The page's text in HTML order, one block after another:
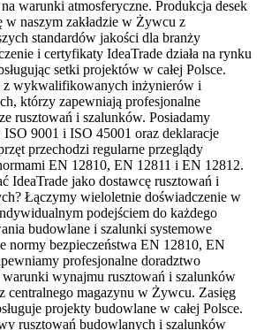
warunki atmosferyczne. Produkcja desek
naszym zakładzie w Żywcu z
standardów jakości dla branży
i certyfikaty IdeaTrade działa na rynku
setki projektów w całej Polsce.
z wykwalifikowanych inżynierów i
którzy zapewniają profesjonalne
rusztowań i szalunków. Posiadamy
9001 i ISO 45001 oraz deklaracje
przechodzi regularne przeglądy
EN 12810, EN 12811 i EN 12812.
IdeaTrade jako dostawcę rusztowań i
Łączymy wieloletnie doświadczenie w
podejściem do każdego
budowlane i szalunki systemowe
normy bezpieczeństwa EN 12810, EN
profesjonalne doradztwo
warunki wynajmu rusztowań i szalunków
centralnego magazynu w Żywcu. Zasięg
projekty budowlane w całej Polsce.
rusztowań budowlanych i szalunków